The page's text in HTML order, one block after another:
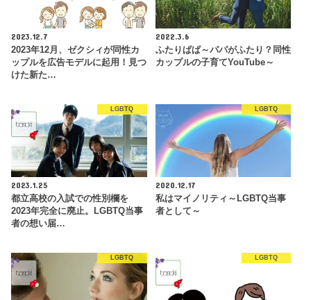
2023.12.7
2023年12月、ゼクシィが同性カ
ップルを広告モデルに起用！見つ
けた新た…
2022.3.6
ふたりぱぱ～パパがふたり？同性
カップルの子育てYouTube～
LGBTQ
2023.1.25
都立高校の入試での性別欄を
2023年完全に廃止。LGBTQ当事
者の想い届…
LGBTQ
2020.12.17
私はマイノリティ～LGBTQ当事
者として～
LGBTQ LGBTQ